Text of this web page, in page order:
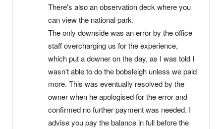
There's also an observation deck where you
can view the national park.
The only downside was an error by the office
staff overcharging us for the experience,
which put a downer on the day, as I was told I
wasn't able to do the bobsleigh unless we paid
more. This was eventually resolved by the
owner when he apologised for the error and
confirmed no further payment was needed. I
advise you pay the balance in full before the